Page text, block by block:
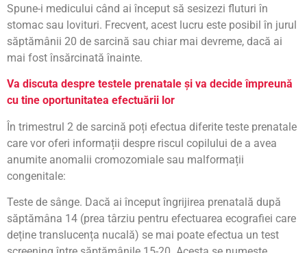
Spune-i medicului când ai început să sesizezi fluturi în
stomac sau lovituri. Frecvent, acest lucru este posibil în jurul
săptămânii 20 de sarcină sau chiar mai devreme, dacă ai
mai fost însărcinată înainte.
Va discuta despre testele prenatale și va decide împreună
cu tine oportunitatea efectuării lor
În trimestrul 2 de sarcină poți efectua diferite teste prenatale
care vor oferi informații despre riscul copilului de a avea
anumite anomalii cromozomiale sau malformații
congenitale:
Teste de sânge. Dacă ai început îngrijirea prenatală după
săptămâna 14 (prea târziu pentru efectuarea ecografiei care
deține translucența nucală) se mai poate efectua un test